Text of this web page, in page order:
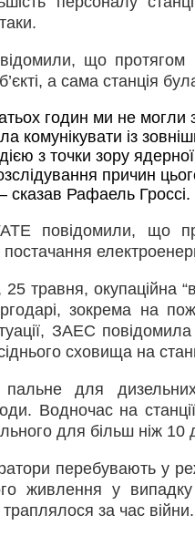
що протягом
а сама станція
годин ми не могли
комунікувати із
з точки зору
причин
сказав Рафаель Гроссі.
повідомили, що
травня, окупаційна
зокрема на
ЗАЕС
сховища на
для
Водночас на
для більш ніж 10
перебувають у
живлення у
за час війни.